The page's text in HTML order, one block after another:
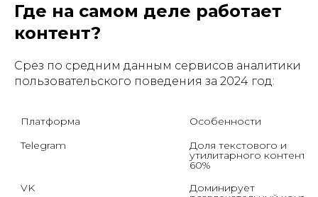
Где на самом деле работает
контент?
Срез по средним данным сервисов аналитики
пользовательского поведения за 2024 год:
Платформа
Особенности
Telegram
Доля текстового и
утилитарного контента
60%
VK
Доминирует